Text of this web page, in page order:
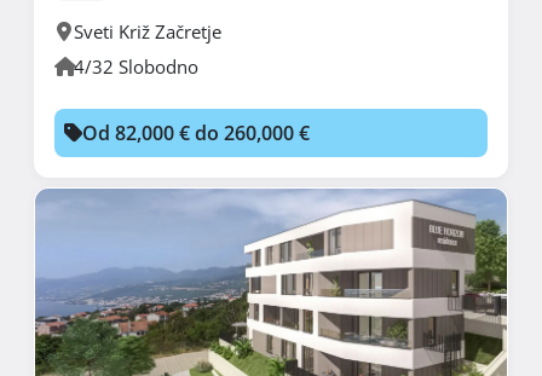
Sveti Križ Začretje
4/32 Slobodno
Od 82,000 € do 260,000 €